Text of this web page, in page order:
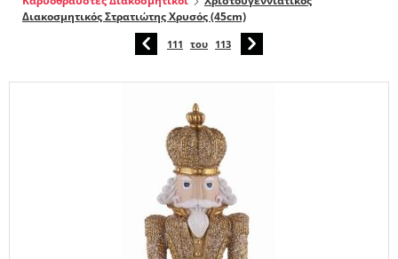
Διακοσμητικός Στρατιώτης Χρυσός (45cm)
111 του 113